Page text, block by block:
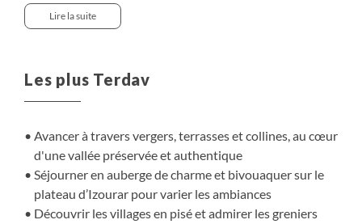
nord de l’Atlas, nous progressons sur des sentiers entre
terrasses cultivées, plateaux d’altitude et villages
dinosaures. Nuits en bivouac sur le plateau d’Izourar,
nuits en auberge de charme à Tabant et ateliers
emblématique du Haut Atlas central.
Lire la suite
Les plus Terdav
Avancer à travers vergers, terrasses et collines, au cœur
d'une vallée préservée et authentique
Séjourner en auberge de charme et bivouaquer sur le
plateau d’Izourar pour varier les ambiances
Découvrir les villages en pisé et admirer les greniers